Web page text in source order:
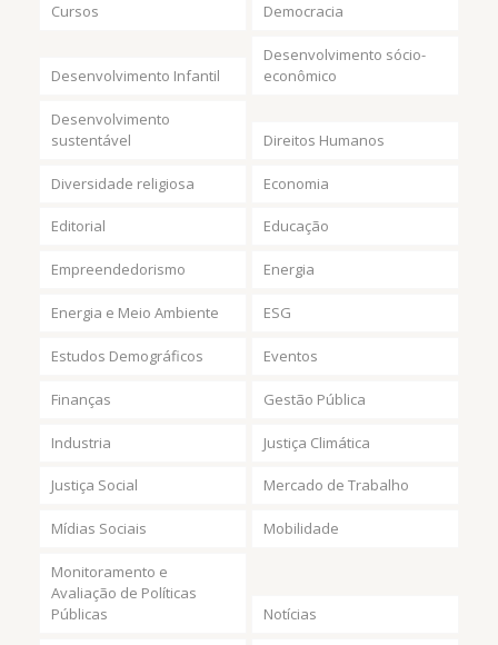
Cursos Democracia
Desenvolvimento Infantil
Desenvolvimento sócio-
econômico
Desenvolvimento
sustentável
Direitos Humanos
Diversidade religiosa Economia
Editorial Educação
Empreendedorismo Energia
Energia e Meio Ambiente ESG
Estudos Demográficos Eventos
Finanças Gestão Pública
Industria Justiça Climática
Justiça Social Mercado de Trabalho
Mídias Sociais Mobilidade
Monitoramento e
Avaliação de Políticas
Públicas
Notícias